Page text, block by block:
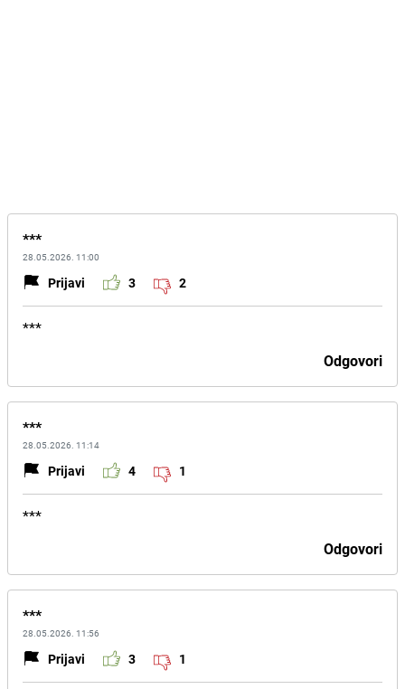
***
28.05.2026. 11:00
Prijavi 3 2
***
Odgovori
***
28.05.2026. 11:14
Prijavi 4 1
***
Odgovori
***
28.05.2026. 11:56
Prijavi 3 1